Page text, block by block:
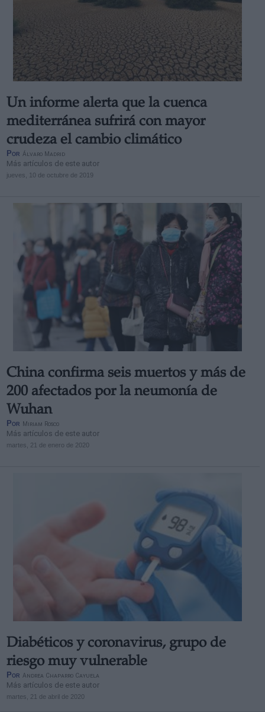
Un informe alerta que la cuenca
mediterránea sufrirá con mayor
crudeza el cambio climático
Por Álvaro Madrid
Más artículos de este autor
jueves, 10 de octubre de 2019
China confirma seis muertos y más de
200 afectados por la neumonía de
Wuhan
Por Miriam Rosco
Más artículos de este autor
martes, 21 de enero de 2020
Diabéticos y coronavirus, grupo de
riesgo muy vulnerable
Por Andrea Chaparro Cayuela
Más artículos de este autor
martes, 21 de abril de 2020